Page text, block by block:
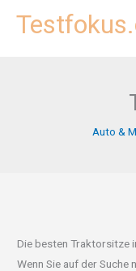
Inhalt
Auto &
Die besten Traktorsitze
Wenn Sie auf der Suche